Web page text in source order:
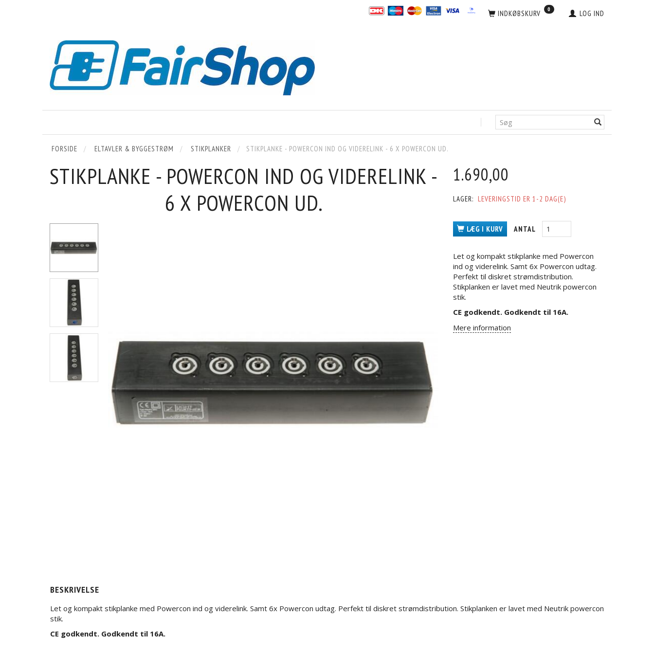
LOG IND
INDKØBSKURV 0
FORSIDE ELTAVLER & BYGGESTRØM STIKPLANKER STIKPLANKE - POWERCON IND OG VIDERELINK - 6 X POWERCON UD.
STIKPLANKE - POWERCON IND OG VIDERELINK -
6 X POWERCON UD.
1.690,00
LAGER: LEVERINGSTID ER 1-2 DAG(E)
LÆG I KURV ANTAL
Let og kompakt stikplanke med Powercon
ind og viderelink. Samt 6x Powercon udtag.
Perfekt til diskret strømdistribution.
Stikplanken er lavet med Neutrik powercon
stik.
CE godkendt. Godkendt til 16A.
Mere information
BESKRIVELSE
Let og kompakt stikplanke med Powercon ind og viderelink. Samt 6x Powercon udtag. Perfekt til diskret strømdistribution. Stikplanken er lavet med Neutrik powercon
stik.
CE godkendt. Godkendt til 16A.